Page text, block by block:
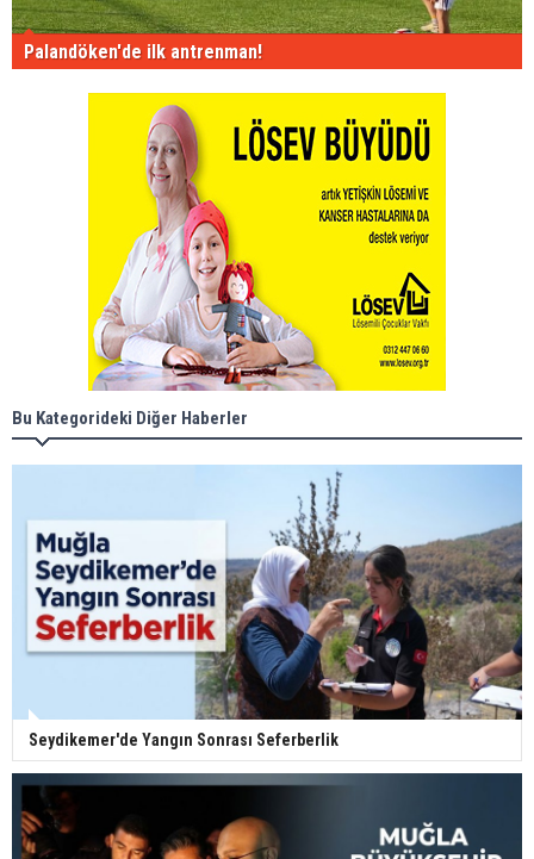
Palandöken'de ilk antrenman!
Bu Kategorideki Diğer Haberler
Seydikemer'de Yangın Sonrası Seferberlik